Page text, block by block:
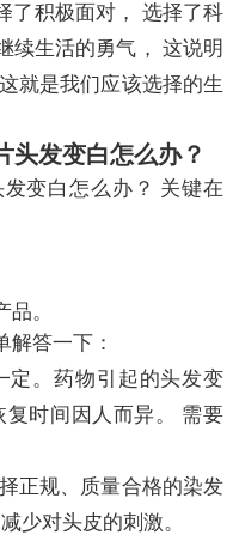
了积极面对， 选择了科
续生活的勇气， 这说明
就是我们应该选择的生
头发变白怎么办？
变白怎么办？ 关键在
。
答一下：
定。药物引起的头发变
时间因人而异。 需要
正规、质量合格的染发
少对头皮的刺激。